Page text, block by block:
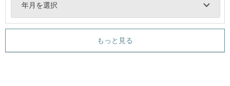
年月を選択
もっと見る